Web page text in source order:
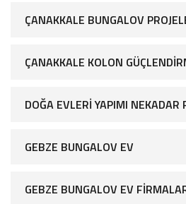
ÇANAKKALE BUNGALOV
ÇANAKKALE KOLON
DOĞA EVLERI YAPIMI NEKADAR
GEBZE BUNGALOV EV
GEBZE BUNGALOV EV